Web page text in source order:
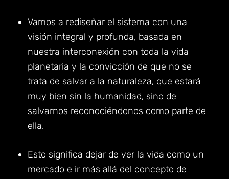
Vamos a rediseñar el sistema con una
visión integral y profunda, basada en
nuestra interconexión con toda la vida
planetaria y la convicción de que no se
trata de salvar a la naturaleza, que estará
muy bien sin la humanidad, sino de
salvarnos reconociéndonos como parte de
ella.
Esto significa dejar de ver la vida como un
mercado e ir más allá del concepto de